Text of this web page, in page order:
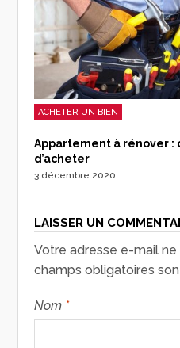
ACHETER UN BIEN
Appartement à rénover :
d’acheter
3 décembre 2020
LAISSER UN
Votre adresse e-mail ne
champs obligatoires
Nom *